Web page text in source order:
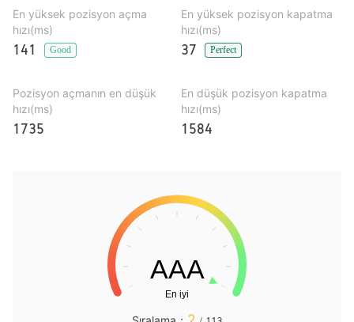
En yüksek pozisyon açma
hızı(ms)
141 Good
En yüksek pozisyon kapatma
hızı(ms)
37 Perfect
Pozisyon açmanın en düşük
hızı(ms)
1735
En düşük pozisyon kapatma
hızı(ms)
1584